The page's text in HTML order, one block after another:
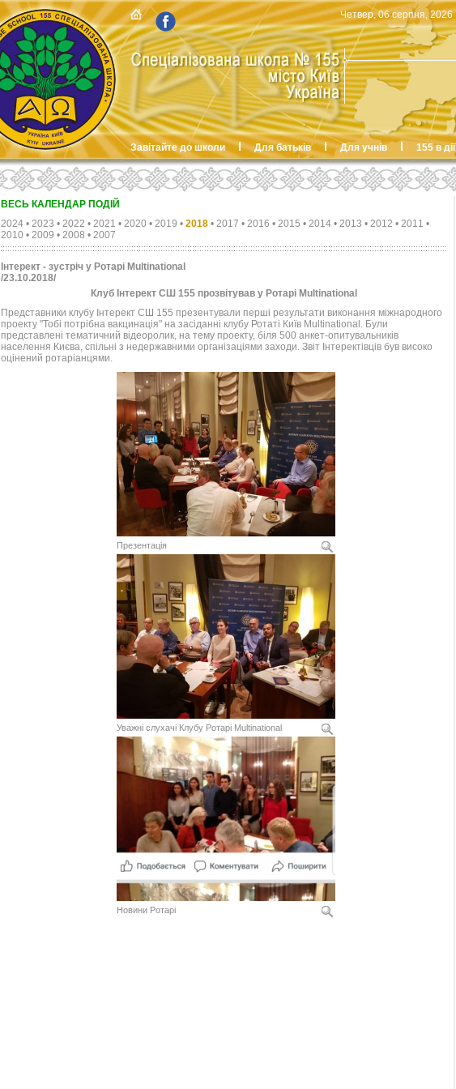
Четвер, 06 серпня, 2026
Завітайте до школи Для батьків Для учнів 155 в дії
ВЕСЬ КАЛЕНДАР ПОДІЙ
2024 • 2023 • 2022 • 2021 • 2020 • 2019 • 2018 • 2017 • 2016 • 2015 • 2014 • 2013 • 2012 • 2011 •
2010 • 2009 • 2008 • 2007
Інтерект - зустріч у Ротарі Multinational
/23.10.2018/
Клуб Інтерект СШ 155 прозвітував у Ротарі Multinational
Представники клубу Інтерект СШ 155 презентували перші результати виконання міжнародного
проекту "Тобі потрібна вакцинація" на засіданні клубу Ротаті Київ Multinational. Були
представлені тематичний відеоролик, на тему проекту, біля 500 анкет-опитувальників
населення Києва, спільні з недержавними організаціями заходи. Звіт Інтеректівців був високо
оцінений ротаріанцями.
Презентація
Уважні слухачі Клубу Ротарі Multinational
Новини Ротарі